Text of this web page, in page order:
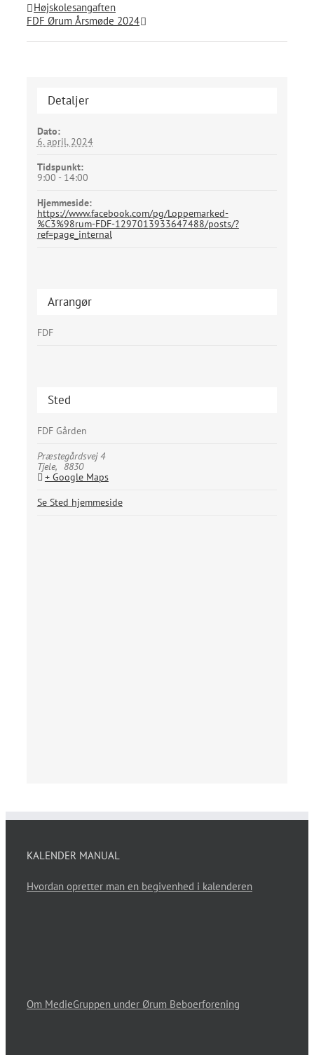
Højskolesangaften
FDF Ørum Årsmøde 2024
Detaljer
Dato:
6. april, 2024
Tidspunkt:
9:00 - 14:00
Hjemmeside:
https://www.facebook.com/pg/Loppemarked-
%C3%98rum-FDF-1297013933647488/posts/?
ref=page_internal
Arrangør
FDF
Sted
FDF Gården
Præstegårdsvej 4
Tjele,
8830
+ Google Maps
Se Sted hjemmeside
KALENDER MANUAL
Hvordan opretter man en begivenhed i kalenderen
Om MedieGruppen under Ørum Beboerforening